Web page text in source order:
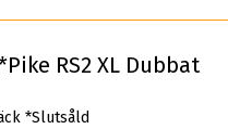
RS2 XL Dubbat
*Slutsåld